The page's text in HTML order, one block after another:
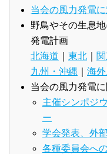
当会の風力発電
野鳥やその生息
発電計画
北海道
東北
九州・沖縄
海
当会の風力発電
主催シンポジ
ー
学会発表、外
各種委員会へ